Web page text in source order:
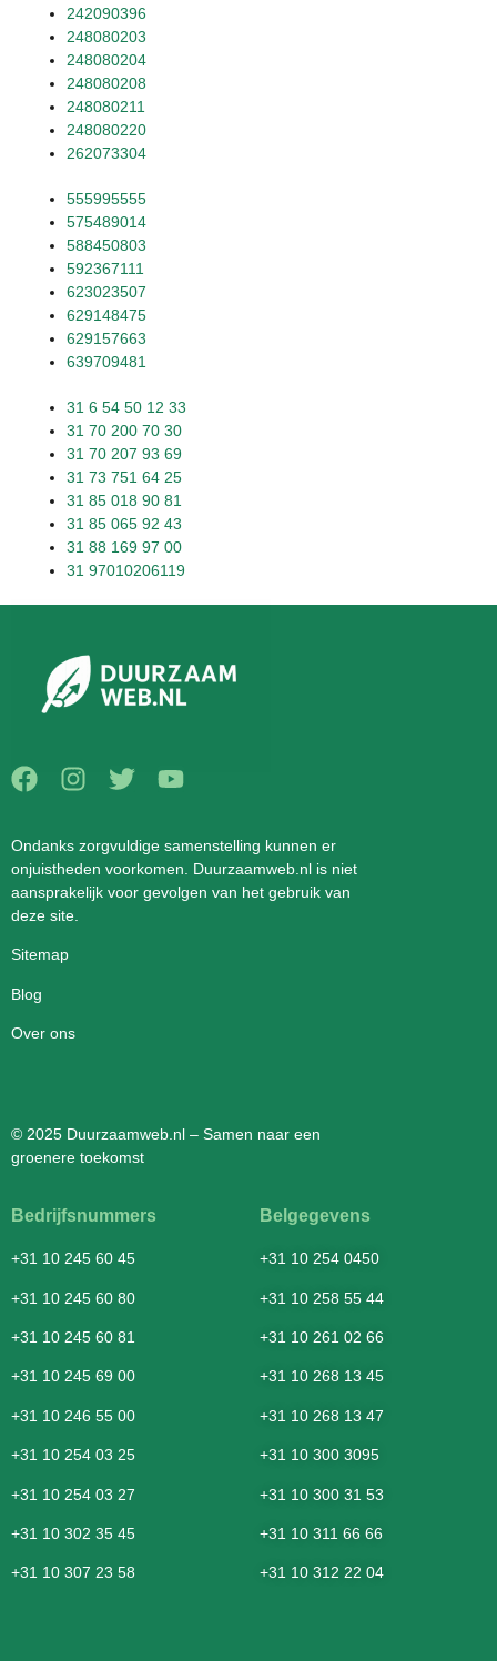
242090396
248080203
248080204
248080208
248080211
248080220
262073304
555995555
575489014
588450803
592367111
623023507
629148475
629157663
639709481
31 6 54 50 12 33
31 70 200 70 30
31 70 207 93 69
31 73 751 64 25
31 85 018 90 81
31 85 065 92 43
31 88 169 97 00
31 97010206119
Ondanks zorgvuldige samenstelling kunnen er
onjuistheden voorkomen. Duurzaamweb.nl is niet
aansprakelijk voor gevolgen van het gebruik van
deze site.
Sitemap
Blog
Over ons
© 2025 Duurzaamweb.nl – Samen naar een
groenere toekomst
Bedrijfsnummers
+31 10 245 60 45
+31 10 245 60 80
+31 10 245 60 81
+31 10 245 69 00
+31 10 246 55 00
+31 10 254 03 25
+31 10 254 03 27
+31 10 302 35 45
+31 10 307 23 58
Belgegevens
+31 10 254 0450
+31 10 258 55 44
+31 10 261 02 66
+31 10 268 13 45
+31 10 268 13 47
+31 10 300 3095
+31 10 300 31 53
+31 10 311 66 66
+31 10 312 22 04